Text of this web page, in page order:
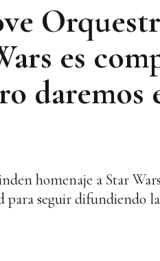
es
daremos
homenaje a Star
para seguir difundiendo